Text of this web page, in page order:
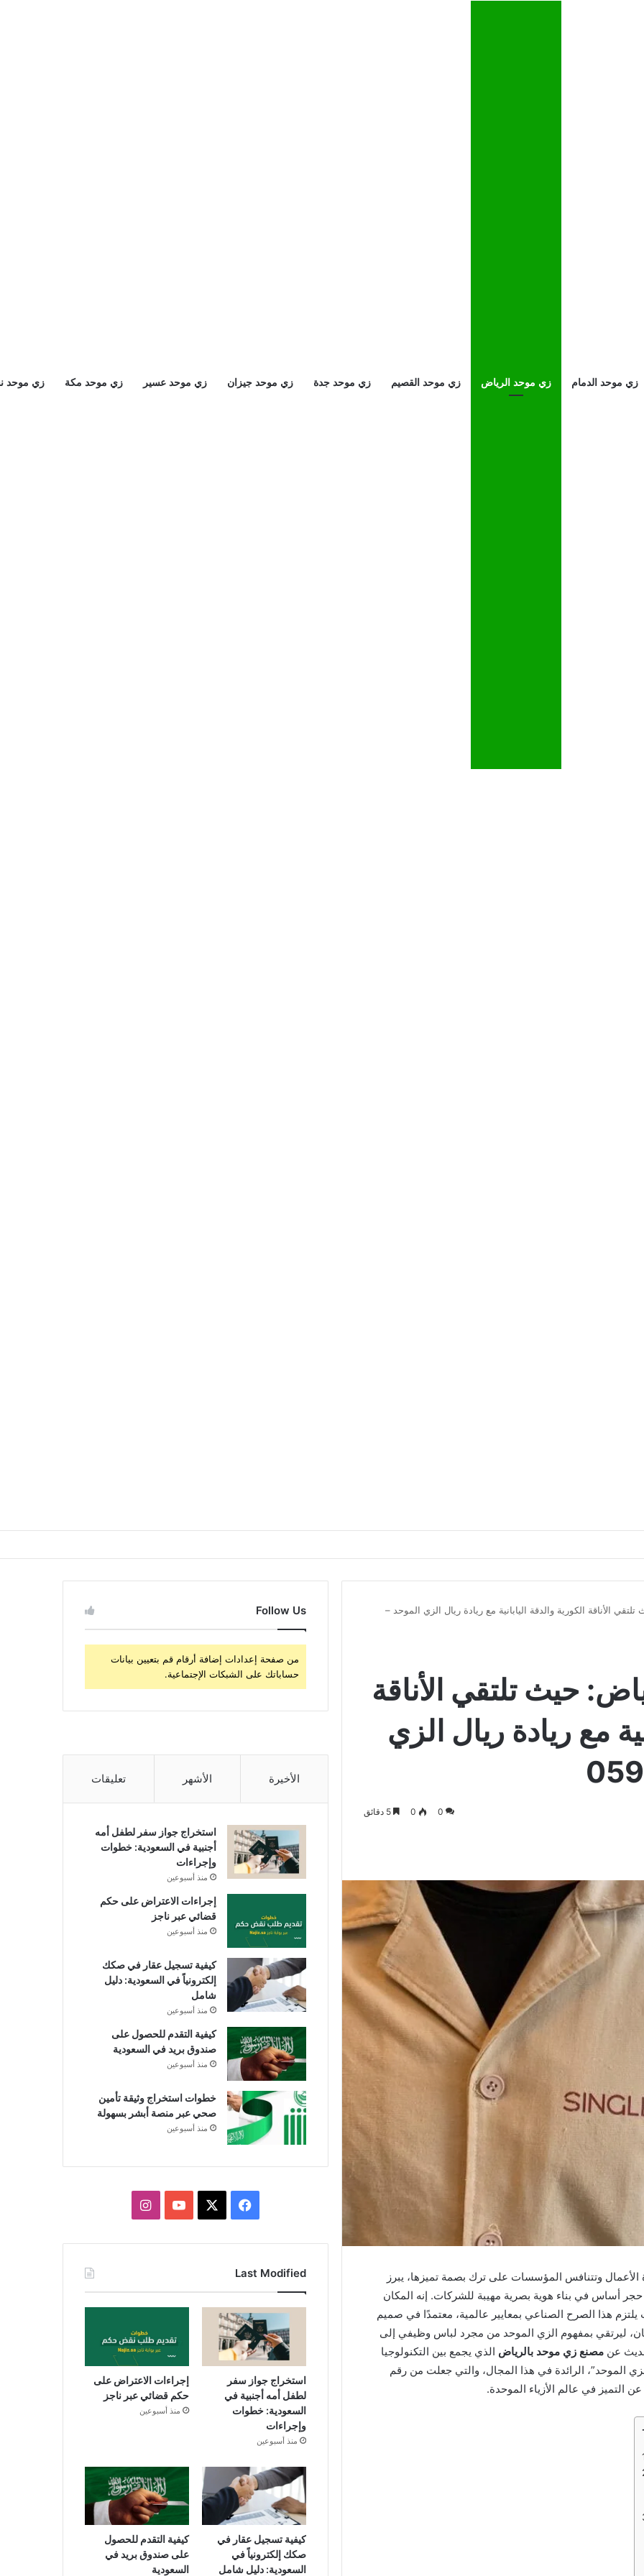
زي موحد الدمام زي موحد الرياض زي موحد القصيم زي موحد جدة زي موحد جيزان زي موحد عسير زي موحد مكة زي موحد
الأناقة الكورية والدقة اليابانية مع ريادة ريال الزي الموحد –
حيث تلتقي الأناقة
مع ريادة ريال الزي
0
0
وتتنافس المؤسسات على ترك بصمة تميزها، يبرز
أساس في بناء هوية بصرية مهيبة للشركات. إنه المكان
هذا الصرح الصناعي بمعايير عالمية، معتمدًا في صميم
ليرتقي بمفهوم الزي الموحد من مجرد لباس وظيفي إلى
عن مصنع زي موحد بالرياض الذي يجمع بين التكنولوجيا
الموحد”، الرائدة في هذا المجال، والتي جعلت من رقم
Follow Us
من صفحة إعدادات إضافة أرقام قم بتعيين بيانات
حساباتك على الشبكات الإجتماعية.
الأخيرة الأشهر تعليقات
استخراج جواز سفر لطفل أمه
أجنبية في السعودية: خطوات
وإجراءات
منذ أسبوعين
إجراءات الاعتراض على حكم
قضائي عبر ناجز
منذ أسبوعين
كيفية تسجيل عقار في صكك
إلكترونياً في السعودية: دليل
شامل
منذ أسبوعين
كيفية التقدم للحصول على
صندوق بريد في السعودية
منذ أسبوعين
خطوات استخراج وثيقة تأمين
صحي عبر منصة أبشر بسهولة
منذ أسبوعين
فيسبوك يوتيوبانستقرام
Last Modified
استخراج جواز سفر
لطفل أمه أجنبية في
السعودية: خطوات
وإجراءات
منذ أسبوعين
إجراءات الاعتراض على
حكم قضائي عبر ناجز
منذ أسبوعين
كيفية تسجيل عقار في
صكك إلكترونياً في
السعودية: دليل شامل
كيفية التقدم للحصول
على صندوق بريد في
السعودية